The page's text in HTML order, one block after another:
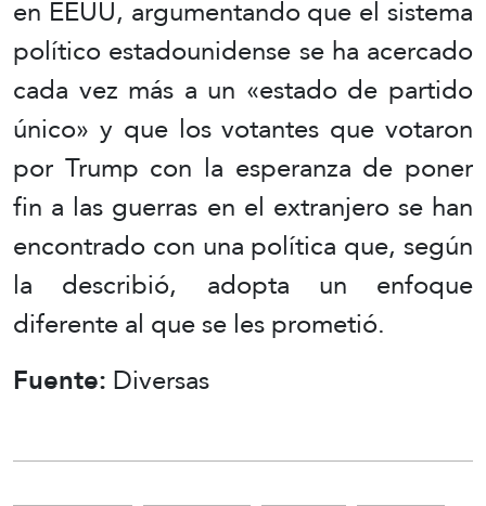
en EEUU, argumentando que el sistema
político estadounidense se ha acercado
cada vez más a un «estado de partido
único» y que los votantes que votaron
por Trump con la esperanza de poner
fin a las guerras en el extranjero se han
encontrado con una política que, según
la describió, adopta un enfoque
diferente al que se les prometió.
Fuente:Diversas